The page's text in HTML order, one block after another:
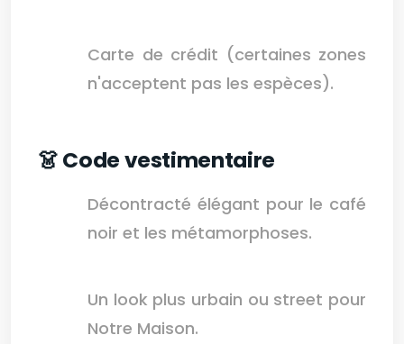
Carte de crédit (certaines zones
n'acceptent pas les espèces).
👗 Code vestimentaire
Décontracté élégant pour le café
noir et les métamorphoses.
Un look plus urbain ou street pour
Notre Maison.